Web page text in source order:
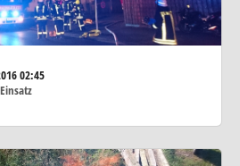
02:45